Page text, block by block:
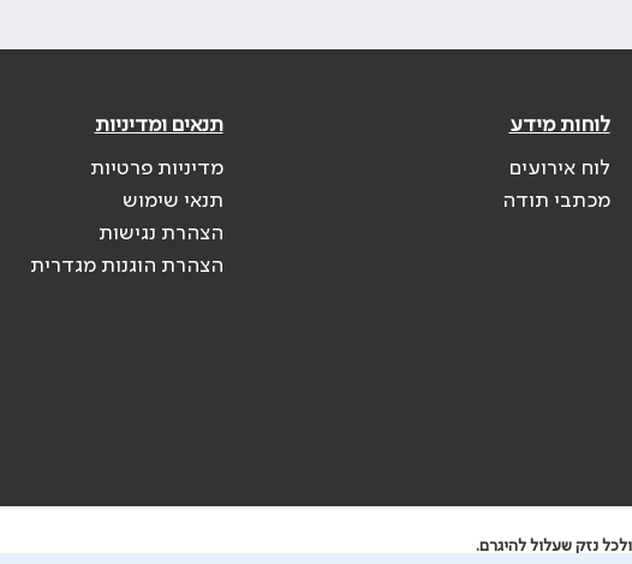
לוחות מידע
לוח אירועים
מכתבי תודה
תנאים ומדיניות
מדיניות פרטיות
תנאי שימוש
הצהרת נגישות
הצהרת הוגנות מגדרית
נזק שעלול להיגרם.